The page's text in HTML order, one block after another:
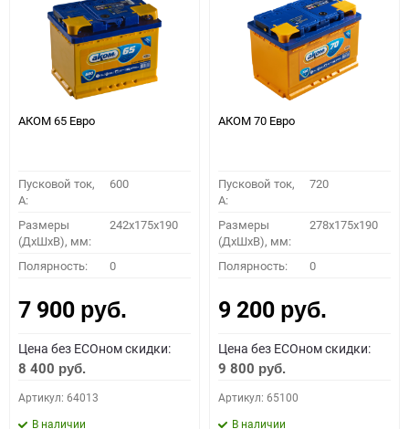
АКОМ 65 Евро
Пусковой ток,
A:
600
Размеры
(ДхШхВ), мм:
242x175x190
Полярность: 0
7 900 руб.
Цена без ECOном скидки:
8 400 руб.
Артикул: 64013
В наличии
АКОМ 70 Евро
Пусковой ток,
A:
720
Размеры
(ДхШхВ), мм:
278x175x190
Полярность: 0
9 200 руб.
Цена без ECOном скидки:
9 800 руб.
Артикул: 65100
В наличии